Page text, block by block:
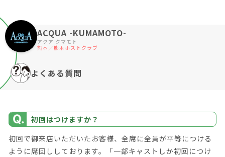
ACQUA -KUMAMOTO-
アクア クマモト
熊本／熊本ホストクラブ
よくある質問
初回はつけますか？
初回で御来店いただいたお客様、全席に全員が平等につける
ように席回ししております。「一部キャストしか初回につけ